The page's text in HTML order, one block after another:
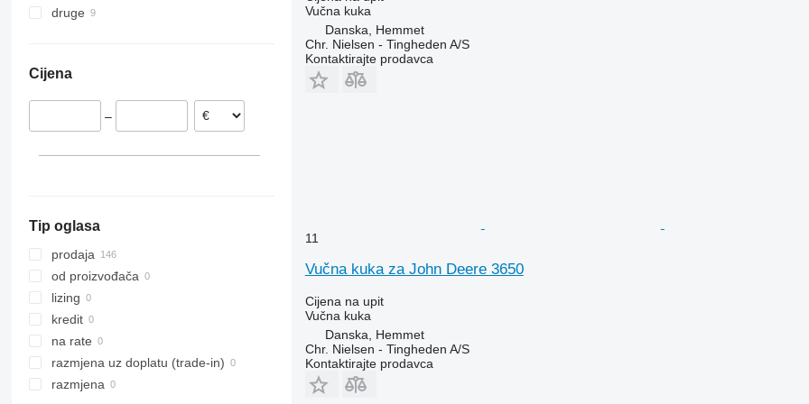
3720
6100
6115
6920
7830
8400
8400 R
9780
9780 CTS
T-series
T660
9280
TVTDanska
Francuska
Litvanija
druge
Cijena
–
Tip oglasa
prodaja
od proizvođača
lizing
kredit
na rate
razmjena uz doplatu (trade-in)
razmjena
Vučna kuka
Danska, Hemmet
Chr. Nielsen - Tingheden A/S
Kontaktirajte prodavca
11
Vučna kuka za John Deere 3650
Cijena na upit
Vučna kuka
Danska, Hemmet
Chr. Nielsen - Tingheden A/S
Kontaktirajte prodavca